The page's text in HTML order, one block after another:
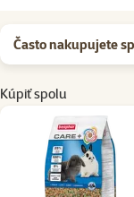
Často nakupujete
Kúpiť spolu